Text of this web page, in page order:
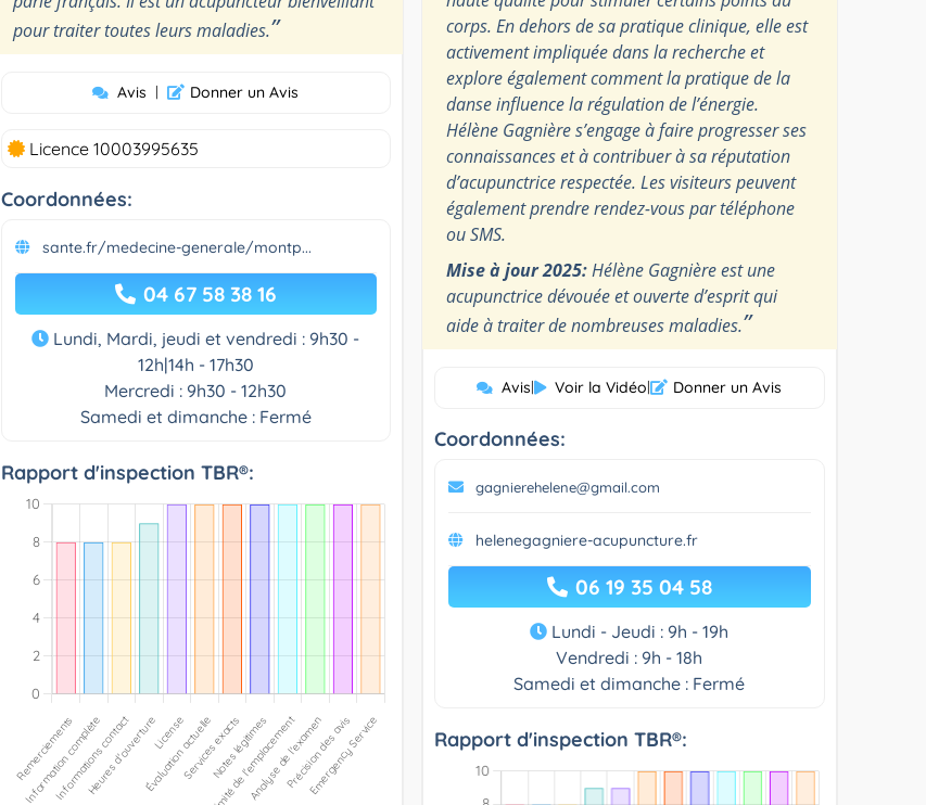
pour traiter toutes leurs maladies.”
Avis | Donner un Avis
Licence 10003995635
Coordonnées:
sante.fr/medecine-generale/montp...
04 67 58 38 16
Lundi, Mardi, jeudi et vendredi : 9h30 -
12h|14h - 17h30
Mercredi : 9h30 - 12h30
Samedi et dimanche : Fermé
Rapport d'inspection TBR®:
corps. En dehors de sa pratique clinique, elle est
activement impliquée dans la recherche et
explore également comment la pratique de la
danse influence la régulation de l’énergie.
Hélène Gagnière s’engage à faire progresser ses
connaissances et à contribuer à sa réputation
d’acupunctrice respectée. Les visiteurs peuvent
également prendre rendez-vous par téléphone
ou SMS.
Mise à jour 2025:Hélène Gagnière est une
acupunctrice dévouée et ouverte d’esprit qui
aide à traiter de nombreuses maladies.”
Avis| Voir la Vidéo| Donner un Avis
Coordonnées:
gagnierehelene@gmail.com
helenegagniere-acupuncture.fr
06 19 35 04 58
Lundi - Jeudi : 9h - 19h
Vendredi : 9h - 18h
Samedi et dimanche : Fermé
Rapport d'inspection TBR®: